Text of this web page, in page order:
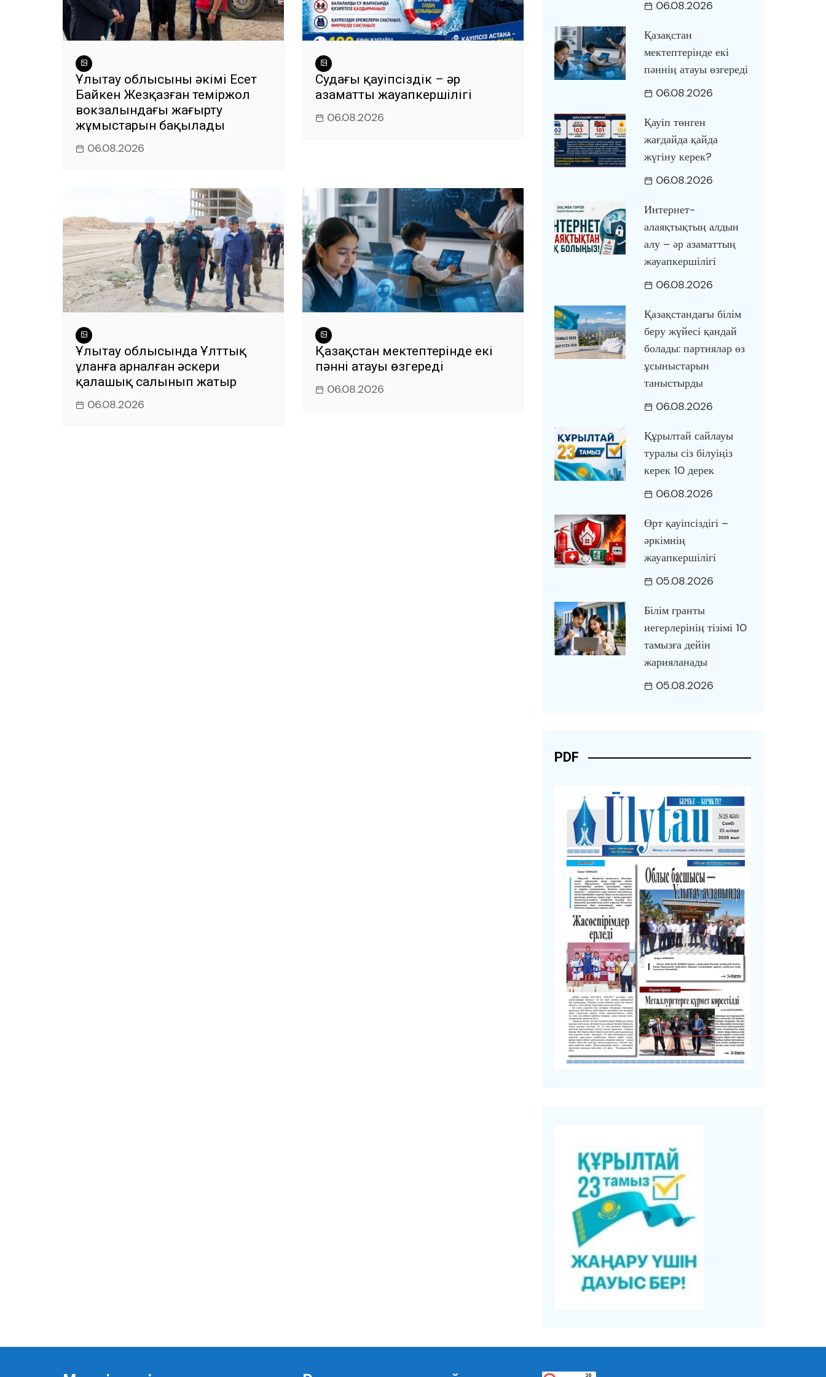
Ұлытау облысының әкімі Есет
Байкен Жезқазған теміржол
вокзалындағы жаңғырту
жұмыстарын бақылады
06.08.2026
Судағы қауіпсіздік – әр
азаматтың жауапкершілігі
06.08.2026
Ұлытау облысында Ұлттық
ұланға арналған әскери
қалашық салынып жатыр
06.08.2026
Қазақстан мектептерінде екі
пәннің атауы өзгереді
06.08.2026
06.08.2026
Қазақстан
мектептерінде екі
пәннің атауы өзгереді
06.08.2026
Қауіп төнген
жағдайда қайда
жүгіну керек?
06.08.2026
Интернет-
алаяқтықтың алдын
алу – әр азаматтың
жауапкершілігі
06.08.2026
Қазақстандағы білім
беру жүйесі қандай
болады: партиялар өз
ұсыныстарын
таныстырды
06.08.2026
Құрылтай сайлауы
туралы сіз білуіңіз
керек 10 дерек
06.08.2026
Өрт қауіпсіздігі –
әркімнің
жауапкершілігі
05.08.2026
Білім гранты
иегерлерінің тізімі 10
тамызға дейін
жарияланады
05.08.2026
PDF